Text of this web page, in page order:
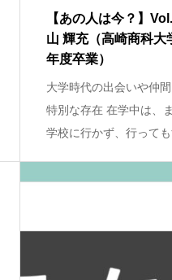
【あの人は今？】
山 輝充（高崎商科大
年度卒業）
大学時代の出会いや仲
特別な存在 在学中は、
学校に行かず、行って